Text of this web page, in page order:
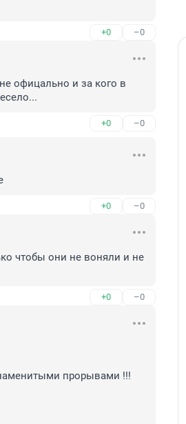
+0 –0
офицально и за кого в
+0 –0
+0 –0
чтобы они не воняли и не
+0 –0